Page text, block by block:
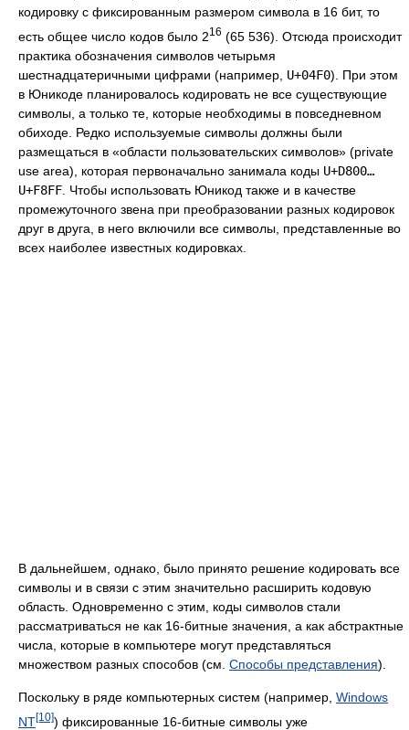
кодировку с фиксированным размером символа в 16 бит, то
есть общее число кодов было 216 (65 536). Отсюда происходит
практика обозначения символов четырьмя
шестнадцатеричными цифрами (например, U+04F0). При этом
в Юникоде планировалось кодировать не все существующие
символы, а только те, которые необходимы в повседневном
обиходе. Редко используемые символы должны были
размещаться в «области пользовательских символов» (private
use area), которая первоначально занимала коды U+D800…
U+F8FF . Чтобы использовать Юникод также и в качестве
промежуточного звена при преобразовании разных кодировок
друг в друга, в него включили все символы, представленные во
всех наиболее известных кодировках.
В дальнейшем, однако, было принято решение кодировать все
символы и в связи с этим значительно расширить кодовую
область. Одновременно с этим, коды символов стали
рассматриваться не как 16-битные значения, а как абстрактные
числа, которые в компьютере могут представляться
множеством разных способов (см. Способы представления).
Поскольку в ряде компьютерных систем (например, Windows
NT[10]) фиксированные 16-битные символы уже